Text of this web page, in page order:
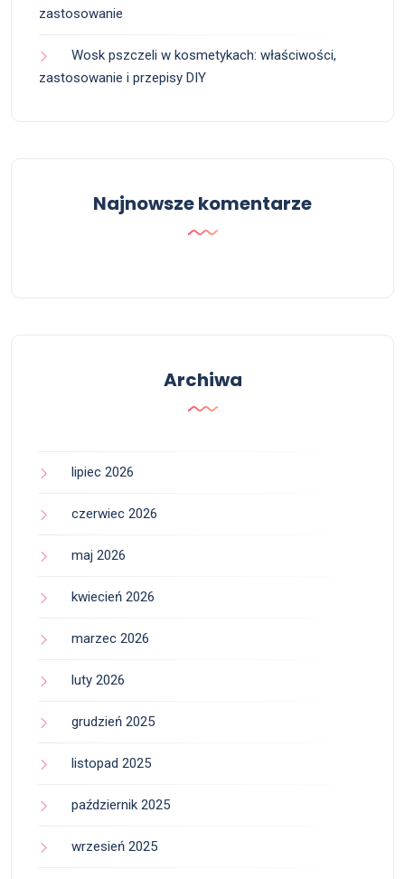
zastosowanie
Wosk pszczeli w kosmetykach: właściwości,
zastosowanie i przepisy DIY
Najnowsze komentarze
Archiwa
lipiec 2026
czerwiec 2026
maj 2026
kwiecień 2026
marzec 2026
luty 2026
grudzień 2025
listopad 2025
październik 2025
wrzesień 2025